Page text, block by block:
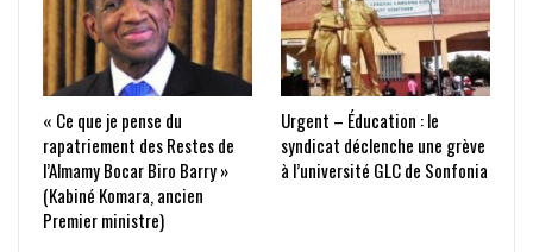
« Ce que je pense du
rapatriement des Restes de
l’Almamy Bocar Biro Barry »
(Kabiné Komara, ancien
Premier ministre)
Urgent – Éducation : le
syndicat déclenche une grève
à l’université GLC de Sonfonia